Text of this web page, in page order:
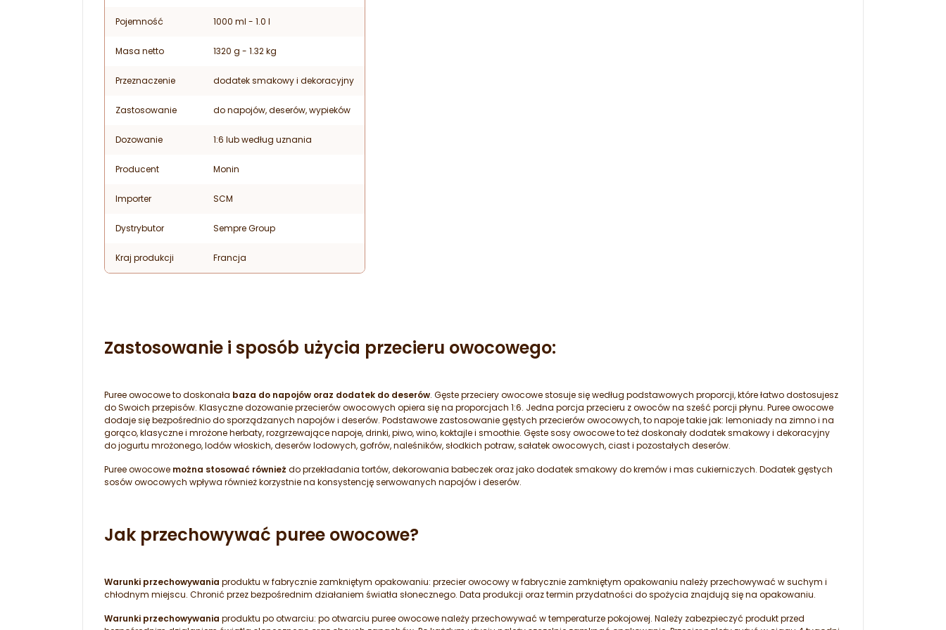
Pojemność 1000 ml - 1.0 l
Masa netto 1320 g - 1.32 kg
Przeznaczenie dodatek smakowy i dekoracyjny
Zastosowanie do napojów, deserów, wypieków
Dozowanie 1:6 lub według uznania
Producent Monin
Importer SCM
Dystrybutor Sempre Group
Kraj produkcji Francja
Zastosowanie i sposób użycia przecieru owocowego:
Puree owocowe to doskonała baza do napojów oraz dodatek do deserów. Gęste przeciery owocowe stosuje się według podstawowych proporcji, które łatwo dostosujesz
do Swoich przepisów. Klasyczne dozowanie przecierów owocowych opiera się na proporcjach 1:6. Jedna porcja przecieru z owoców na sześć porcji płynu. Puree owocowe
dodaje się bezpośrednio do sporządzanych napojów i deserów. Podstawowe zastosowanie gęstych przecierów owocowych, to napoje takie jak: lemoniady na zimno i na
gorąco, klasyczne i mrożone herbaty, rozgrzewające napoje, drinki, piwo, wino, koktajle i smoothie. Gęste sosy owocowe to też doskonały dodatek smakowy i dekoracyjny
do jogurtu mrożonego, lodów włoskich, deserów lodowych, gofrów, naleśników, słodkich potraw, sałatek owocowych, ciast i pozostałych deserów.
Puree owocowe można stosować również do przekładania tortów, dekorowania babeczek oraz jako dodatek smakowy do kremów i mas cukierniczych. Dodatek gęstych
sosów owocowych wpływa również korzystnie na konsystencję serwowanych napojów i deserów.
Jak przechowywać puree owocowe?
Warunki przechowywania produktu w fabrycznie zamkniętym opakowaniu: przecier owocowy w fabrycznie zamkniętym opakowaniu należy przechowywać w suchym i
chłodnym miejscu. Chronić przez bezpośrednim działaniem światła słonecznego. Data produkcji oraz termin przydatności do spożycia znajdują się na opakowaniu.
Warunki przechowywania produktu po otwarciu: po otwarciu puree owocowe należy przechowywać w temperaturze pokojowej. Należy zabezpieczyć produkt przed